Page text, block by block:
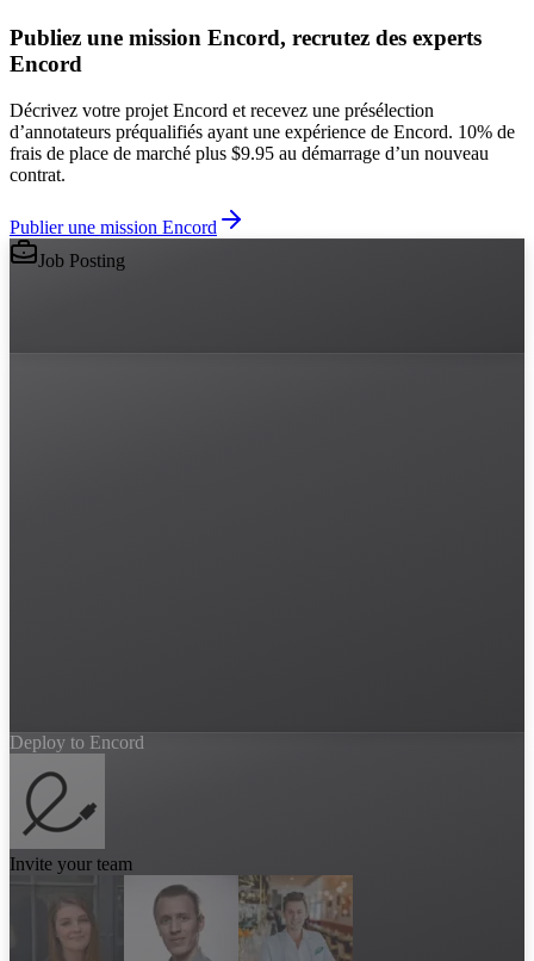
Publiez une mission Encord, recrutez des experts
Encord
Décrivez votre projet Encord et recevez une présélection
d’annotateurs préqualifiés ayant une expérience de Encord. 10% de
frais de place de marché plus $9.95 au démarrage d’un nouveau
contrat.
Publier une mission Encord
Job Posting
Deploy to Encord
Invite your team